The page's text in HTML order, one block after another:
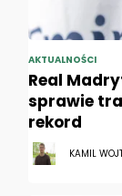
AKTUALNOŚCI
Real
sprawie
rekord
KAMIL